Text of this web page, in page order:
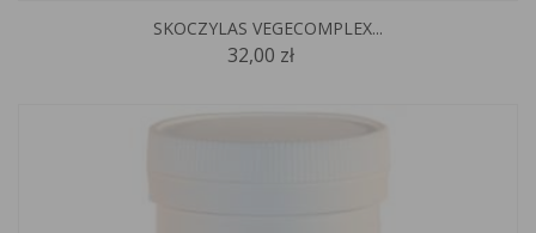
SKOCZYLAS VEGECOMPLEX...
32,00 zł